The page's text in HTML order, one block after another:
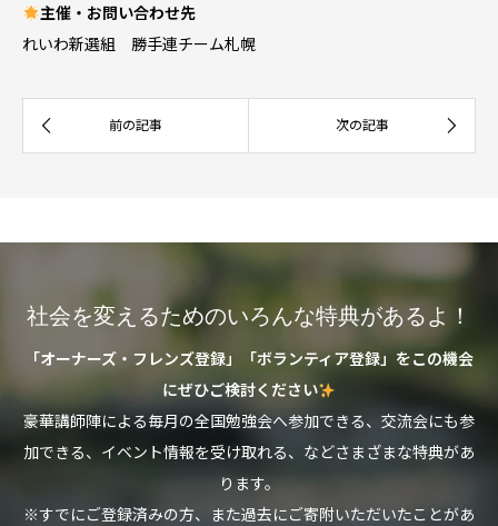
主催・お問い合わせ先
れいわ新選組 勝手連チーム札幌
社会を変えるためのいろんな特典があるよ！
「オーナーズ・フレンズ登録」「ボランティア登録」をこの機会
にぜひご検討ください
豪華講師陣による毎月の全国勉強会へ参加できる、交流会にも参
加できる、イベント情報を受け取れる、などさまざまな特典があ
ります。
※すでにご登録済みの方、また過去にご寄附いただいたことがあ